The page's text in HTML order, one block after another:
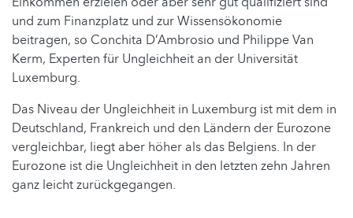
und zum Finanzplatz und zur Wissensökonomie
beitragen, so Conchita D’Ambrosio und Philippe Van
Kerm, Experten für Ungleichheit an der Universität
Luxemburg.
Das Niveau der Ungleichheit in Luxemburg ist mit dem in
Deutschland, Frankreich und den Ländern der Eurozone
vergleichbar, liegt aber höher als das Belgiens. In der
Eurozone ist die Ungleichheit in den letzten zehn Jahren
ganz leicht zurückgegangen.